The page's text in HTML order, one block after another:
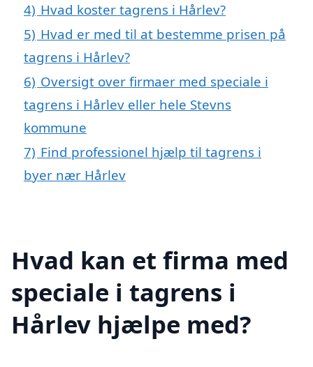
4) Hvad koster tagrens i Hårlev?
5) Hvad er med til at bestemme prisen på
tagrens i Hårlev?
6) Oversigt over firmaer med speciale i
tagrens i Hårlev eller hele Stevns
kommune
7) Find professionel hjælp til tagrens i
byer nær Hårlev
Hvad kan et firma med
speciale i tagrens i
Hårlev hjælpe med?